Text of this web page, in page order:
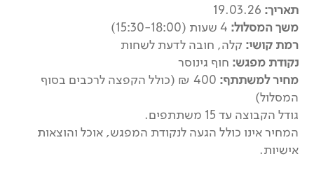
תאריך:
משך המסלול:
רמת קושי: קלה, חובה לדעת לשחות
נקודת מפגש: חוף גינוסר
מחיר למשתתף:
400 ₪ (כולל הקפצה לרכבים בסוף
המסלול)
גודל הקבוצה עד 15 משתתפים.
המחיר אינו כולל הגעה לנקודת המפגש, אוכל והוצאות
אישיות.